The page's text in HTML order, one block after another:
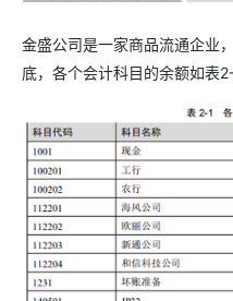
金盛公司是一家商品流通企业
底，各个会计科目的余额如表2-